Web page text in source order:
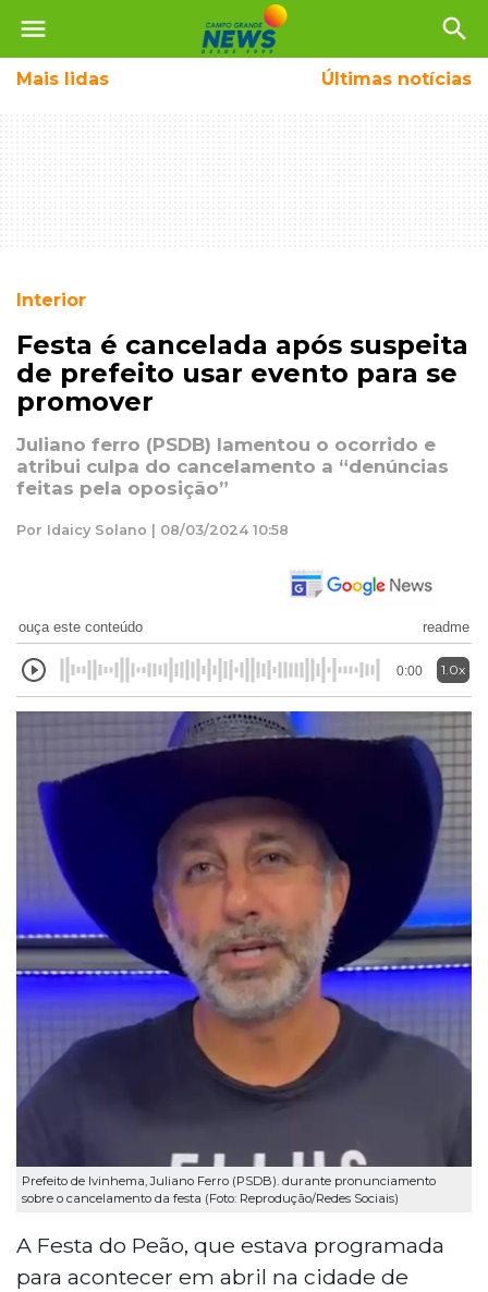
menu search
Mais lidas Últimas notícias
Interior
Festa é cancelada após suspeita
de prefeito usar evento para se
promover
Juliano ferro (PSDB) lamentou o ocorrido e
atribui culpa do cancelamento a “denúncias
feitas pela oposição”
Por Idaicy Solano | 08/03/2024 10:58
ouça este conteúdo readme
0:00 1.0x
Prefeito de Ivinhema, Juliano Ferro (PSDB). durante pronunciamento
sobre o cancelamento da festa (Foto: Reprodução/Redes Sociais)
A Festa do Peão, que estava programada
para acontecer em abril na cidade de